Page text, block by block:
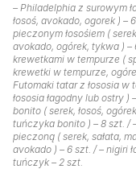
– Philadelphia z surowym
łosoś, avokado, ogorek ) –
pieczonym łosośiem (
avokado, ogórek, tykwa ) –
krewetkami w tempurze (
krewetki w tempurze,
Futomaki tatar z łososia w
łososia łagodny lub ostry )
bonito ( serek, łosoś,
tuńczyka bonito ) – 8 szt. /
pieczoną ( serek, sałata,
avokado ) – 6 szt. / – nigiri
tuńczyk – 2 szt.